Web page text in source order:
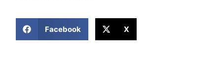
Facebook X